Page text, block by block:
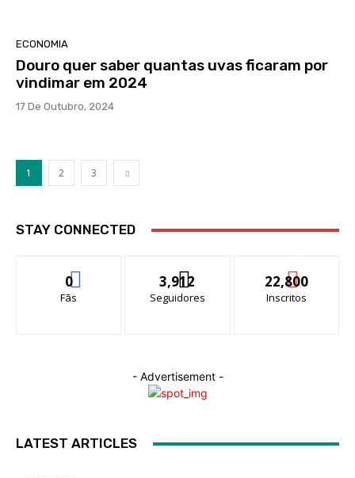
ECONOMIA
Douro quer saber quantas uvas ficaram por
vindimar em 2024
17 De Outubro, 2024
1 2 3
STAY CONNECTED
0
Fãs
3,912
Seguidores
22,800
Inscritos
- Advertisement -
LATEST ARTICLES